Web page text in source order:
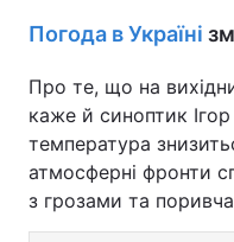
Погода в Україні
Про те, що на
каже й синоптик
температура
атмосферні фронти
з грозами та